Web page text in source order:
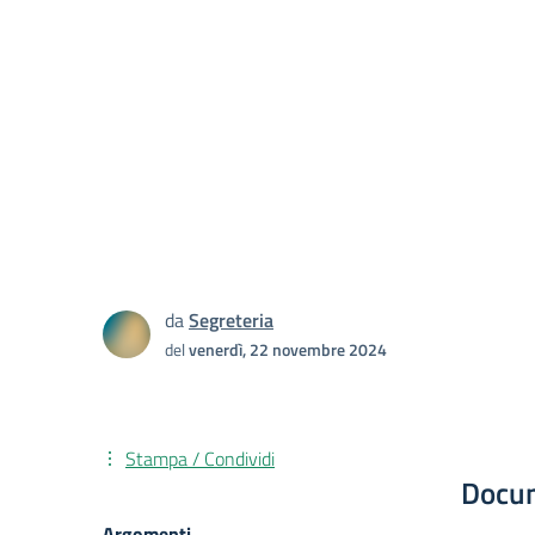
daSegreteria
delvenerdì, 22 novembre 2024
Stampa / Condividi